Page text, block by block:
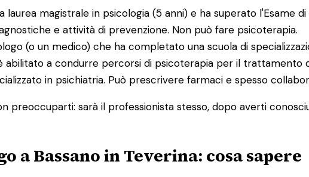
laurea magistrale in psicologia (5 anni) e ha superato l'Esame
e attività di prevenzione. Non può fare psicoterapia.
(o un medico) che ha completato una scuola di
abilitato a condurre percorsi di psicoterapia per il trattamento
in psichiatria. Può prescrivere farmaci e spesso
preoccuparti: sarà il professionista stesso, dopo averti
a Bassano in Teverina: cosa sapere